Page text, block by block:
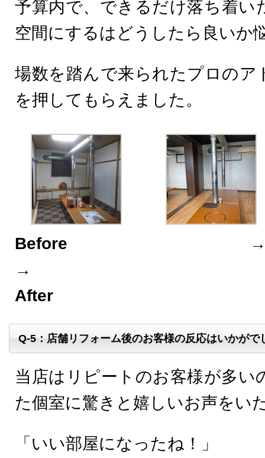
予算内で、できるだけ落ち着い
空間にするはどうしたら良いか
場数を踏んで来られたプロのア
を押してもらえました。
After
Q-5：店舗リフォーム後のお客様の反応はいかがで
当店はリピートのお客様が多い
た個室に驚きと嬉しいお声をい
「いい部屋になったね！」